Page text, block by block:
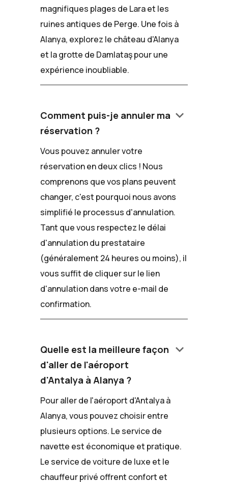
magnifiques plages de Lara et les
ruines antiques de Perge. Une fois à
Alanya, explorez le château d'Alanya
et la grotte de Damlataş pour une
expérience inoubliable.
Comment puis-je annuler ma
réservation ?
keyboard_arrow_down
Vous pouvez annuler votre
réservation en deux clics ! Nous
comprenons que vos plans peuvent
changer, c'est pourquoi nous avons
simplifié le processus d'annulation.
Tant que vous respectez le délai
d'annulation du prestataire
(généralement 24 heures ou moins), il
vous suffit de cliquer sur le lien
d'annulation dans votre e-mail de
confirmation.
Quelle est la meilleure façon
d'aller de l'aéroport
d'Antalya à Alanya ?
keyboard_arrow_down
Pour aller de l'aéroport d'Antalya à
Alanya, vous pouvez choisir entre
plusieurs options. Le service de
navette est économique et pratique.
Le service de voiture de luxe et le
chauffeur privé offrent confort et